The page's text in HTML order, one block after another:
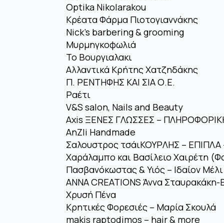
Optika Nikolarakou
Κρέατα Φάρμα Πιοτογιαννάκης
Nick’s barbering & grooming
Μυρμηγκοφωλιά
Το Βουργιαλακι
Αλλαντικά Κρήτης Χατζηδάκης
Π. ΡΕΝΤΗΦΗΣ ΚΑΙ ΣΙΑ Ο.Ε.
Ραέτι
V&S salon, Nails and Beauty
Axis ΞΕΝΕΣ ΓΛΩΣΣΕΣ –
AnZli Handmade
Σαλουστρος τσάιΚΟΥΡΛΗΣ –
Χαράλαμπο και Βασίλειο Χαιρέτη
Πασβανόκωστας & Υιός – Ιδαίον Μέλι
ANNA CREATIONS Άννα
Χρυσή Πένα
Κρητικές Φορεσιές – Μαρία Σκουλά
makis raptodimos – hair & more